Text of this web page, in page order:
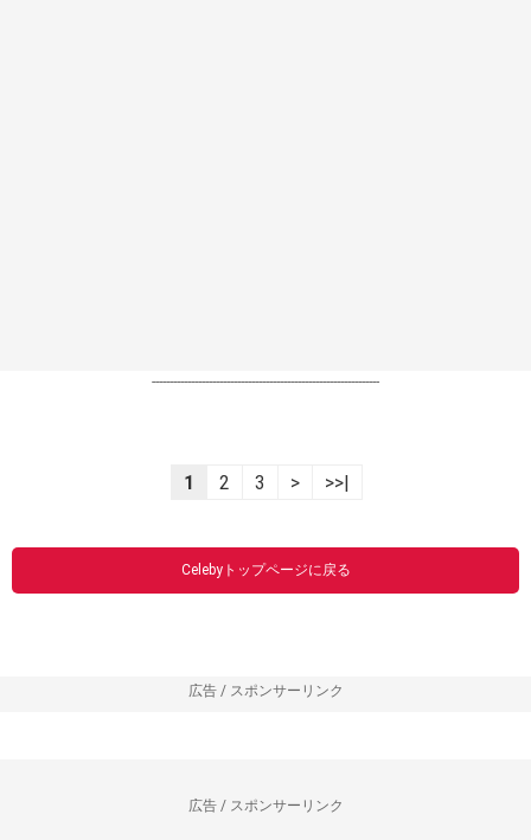
----------------------------------------------------------------
1 2 3 > >>|
Celebyトップページに戻る
広告 / スポンサーリンク
広告 / スポンサーリンク